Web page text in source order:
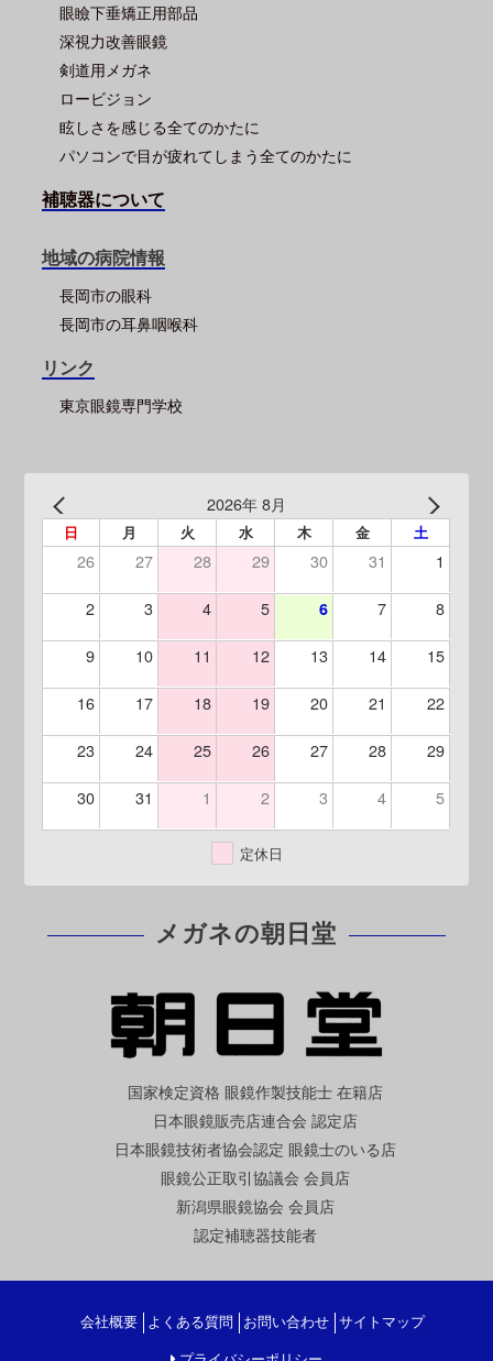
眼瞼下垂矯正用部品
深視力改善眼鏡
剣道用メガネ
ロービジョン
眩しさを感じる全てのかたに
パソコンで目が疲れてしまう全てのかたに
補聴器について
地域の病院情報
長岡市の眼科
長岡市の耳鼻咽喉科
リンク
東京眼鏡専門学校
2026年 8月
日 月 火 水 木 金 土
26 27 28 29 30 31 1
2 3 4 5 6 7 8
9 10 11 12 13 14 15
16 17 18 19 20 21 22
23 24 25 26 27 28 29
30 31 1 2 3 4 5
定休日
メガネの朝日堂
国家検定資格 眼鏡作製技能士 在籍店
日本眼鏡販売店連合会 認定店
日本眼鏡技術者協会認定 眼鏡士のいる店
眼鏡公正取引協議会 会員店
新潟県眼鏡協会 会員店
認定補聴器技能者
会社概要 よくある質問 お問い合わせ サイトマップ